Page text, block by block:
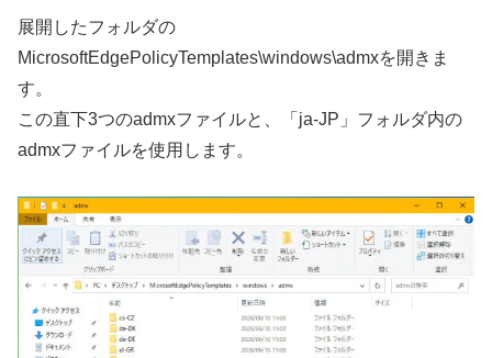
展開したフォルダの
MicrosoftEdgePolicyTemplates\windows\admxを開きま
す。
この直下3つのadmxファイルと、「ja-JP」フォルダ内の
admxファイルを使用します。